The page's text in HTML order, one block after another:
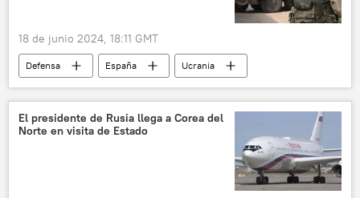
18 de junio 2024, 18:11 GMT
Defensa España
Ucrania
📰 Operación rusa de desmilitarización y desnazificación de Ucrania
🌍 Europa
🛡️ Zonas de conflicto
El presidente de Rusia llega a Corea del
Norte en visita de Estado